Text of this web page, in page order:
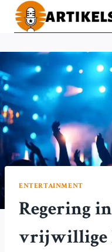
Doorgaan
naar
ENTERTAINMENT
Regering
vrijwillige